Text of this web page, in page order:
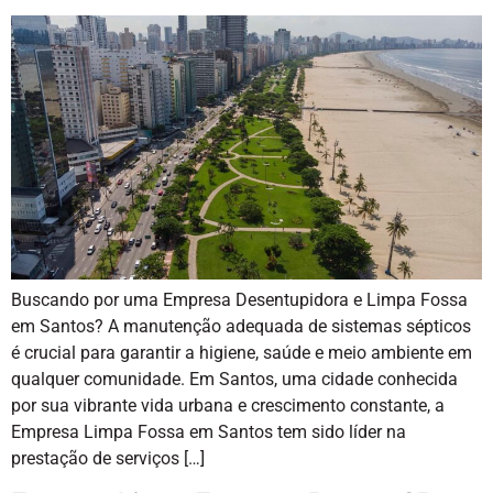
Buscando por uma Empresa Desentupidora e Limpa Fossa
em Santos? A manutenção adequada de sistemas sépticos
é crucial para garantir a higiene, saúde e meio ambiente em
qualquer comunidade. Em Santos, uma cidade conhecida
por sua vibrante vida urbana e crescimento constante, a
Empresa Limpa Fossa em Santos tem sido líder na
prestação de serviços […]